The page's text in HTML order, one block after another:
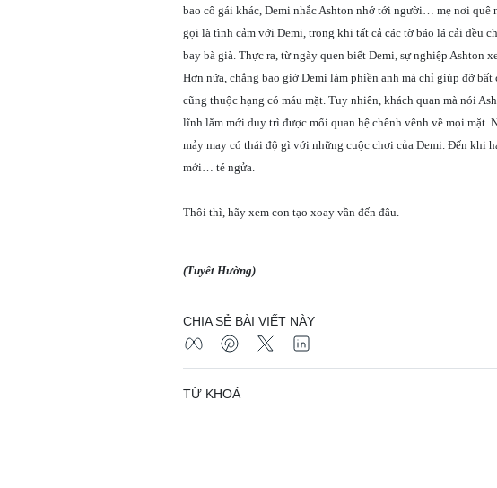
bao cô gái khác, Demi nhắc Ashton nhớ tới người… mẹ nơi quê
gọi là tình cảm với Demi, trong khi tất cả các tờ báo lá cải đều
bay bà già. Thực ra, từ ngày quen biết Demi, sự nghiệp Ashton
Hơn nữa, chẳng bao giờ Demi làm phiền anh mà chỉ giúp đỡ
cũng thuộc hạng có máu mặt. Tuy nhiên, khách quan mà nói
lĩnh lắm mới duy trì được mối quan hệ chênh vênh về mọi mặt.
mảy may có thái độ gì với những cuộc chơi của Demi. Đến khi
mới… té ngửa.
Thôi thì, hãy xem con tạo xoay vần đến đâu.
(Tuyết Hường)
CHIA SẺ BÀI VIẾT NÀY
TỪ KHOÁ